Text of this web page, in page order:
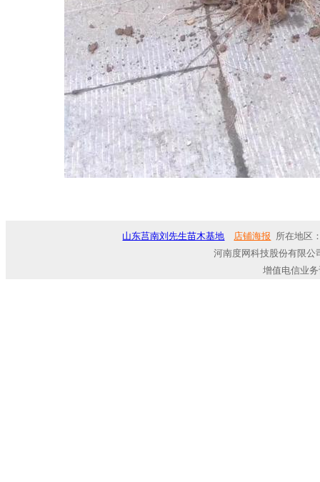
山东莒南刘先生苗木基地 店铺海报 所在地区
河南度网科技股份有限
增值电信业